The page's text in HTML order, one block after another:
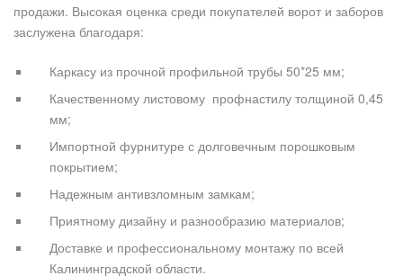
продажи. Высокая оценка среди покупателей ворот и заборов
заслужена благодаря:
Каркасу из прочной профильной трубы 50*25 мм;
Качественному листовому профнастилу толщиной 0,45
мм;
Импортной фурнитуре с долговечным порошковым
покрытием;
Надежным антивзломным замкам;
Приятному дизайну и разнообразию материалов;
Доставке и профессиональному монтажу по всей
Калининградской области.